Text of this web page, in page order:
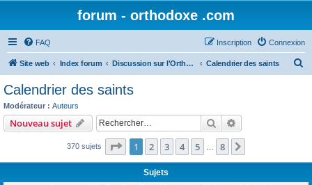
forum - orthodoxe .com
FAQ Connexion
Inscription
Site web Index forum Discussion sur l'Orthodoxie Calendrier des saints
c
Calendrier des saints
Modérateur : Auteurs
Nouveau sujet Rechercher
370 sujets Page 1sur8
1 2 3 4 5 8
Sujets